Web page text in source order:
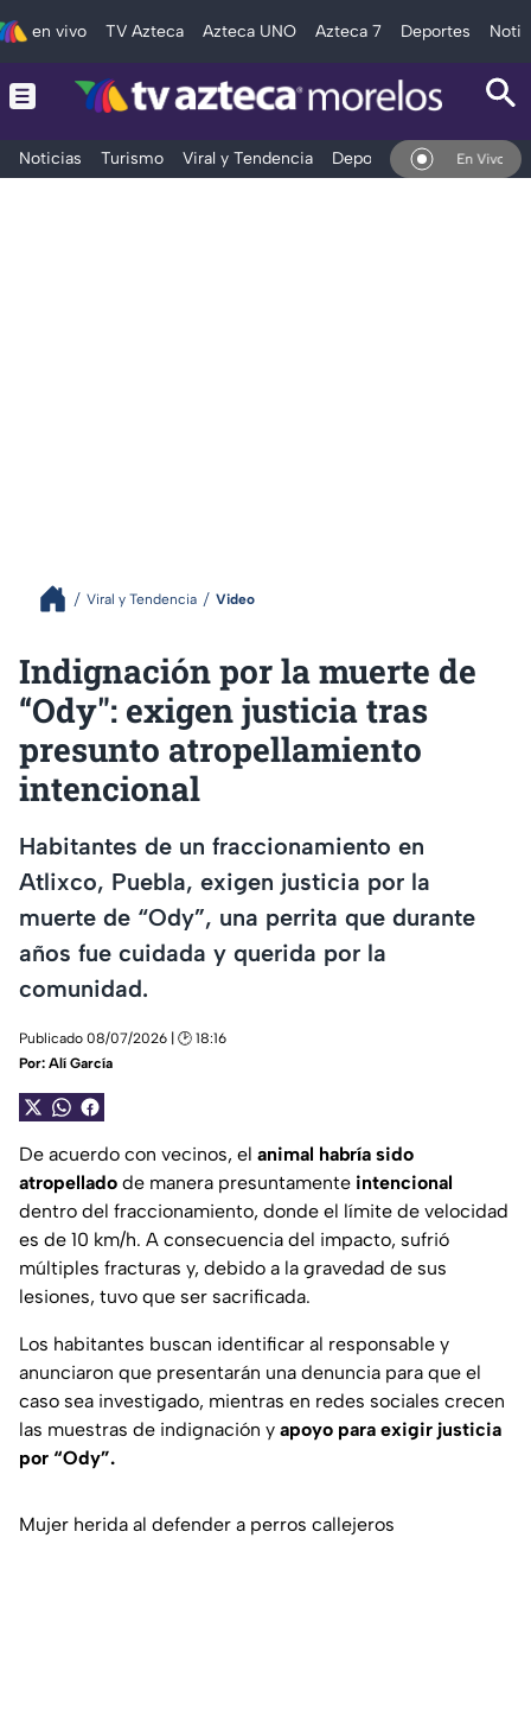
en vivo TV Azteca Azteca UNO Azteca 7 Deportes
Noticias Turismo Viral y Tendencia Deportes Espectáculos
En Vivo
Viral y Tendencia Video
Indignación por la muerte de
“Ody": exigen justicia tras
presunto atropellamiento
intencional
Habitantes de un fraccionamiento en
Atlixco, Puebla, exigen justicia por la
muerte de “Ody”, una perrita que durante
años fue cuidada y querida por la
comunidad.
Publicado 08/07/2026 | 🕑 18:16
Por: Alí García
De acuerdo con vecinos, el animal habría sido
atropellado de manera presuntamente intencional
dentro del fraccionamiento, donde el límite de velocidad
es de 10 km/h. A consecuencia del impacto, sufrió
múltiples fracturas y, debido a la gravedad de sus
lesiones, tuvo que ser sacrificada.
Los habitantes buscan identificar al responsable y
anunciaron que presentarán una denuncia para que el
caso sea investigado, mientras en redes sociales crecen
las muestras de indignación y apoyo para exigir justicia
por “Ody”.
Mujer herida al defender a perros callejeros